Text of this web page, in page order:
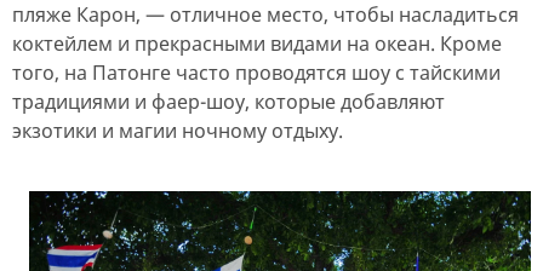
пляже Карон, — отличное место, чтобы насладиться
коктейлем и прекрасными видами на океан. Кроме
того, на Патонге часто проводятся шоу с тайскими
традициями и фаер-шоу, которые добавляют
экзотики и магии ночному отдыху.